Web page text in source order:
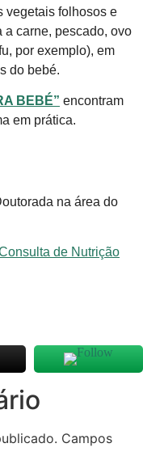
vegetais folhosos e
carne, pescado, ovo
por exemplo), em
do bebé.
BEBÉ” encontram
em prática.
na área do
de Nutrição
Campos